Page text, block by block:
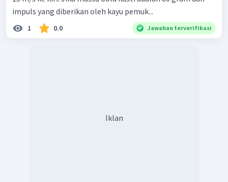
impuls yang diberikan oleh kayu pemuk...
1 0.0 Jawaban terverifikasi
Iklan